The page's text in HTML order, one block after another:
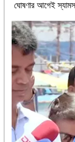
ঘোষণার আগেই